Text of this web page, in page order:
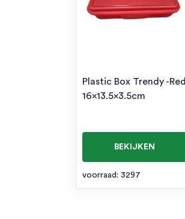
Plastic Box Trendy -Red
16×13.5×3.5cm
BEKIJKEN
voorraad: 3297